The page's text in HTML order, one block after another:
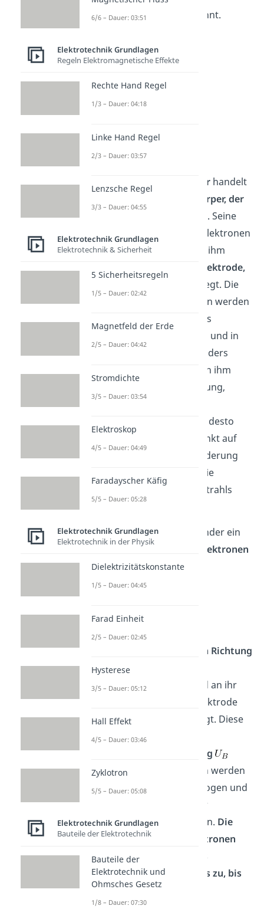
Raumladungswolke
genannt.
Wehneltzylinder
Bei einem Wehneltzylinderhandelt
Metallkörper, der
. Seine
Aufgabe ist es, die freien Elektronen
zu bündeln. Dafür wird an ihm
bezüglich der Glühelektrode,
angelegt. Die
freigewordenen Elektronen werden
daher von den Wänden des
Metallkörpers abgestoßen und in
der Mitte des Wehneltzylinders
. Je größer die an ihm
angelegte negative Spannung,
desto stärker werden die
Elektronen gebündelt und desto
heller wird der spätere Punkt auf
dem Bildschirm. Durch Änderung
der Spannung kann also die
Intensität des Elektronenstrahls
gesteuert werden.
Außerdem besitzt der Zylinder ein
durch welches die
Elektronen
ihnverlassenkönnen.
Die Anode dient dazu, die
in Richtung
des Leuchtschirms zu
beschleunigen
. Dafür wird an ihr
eine bezüglich der Glühelektrode
positive Spannung angelegt. Diese
Spannung wird als
Beschleunigungsspannung
bezeichnet. Die Elektronen werden
also von der Anode angezogen und
können sie durch ein in ihr
befindliches Loch passieren. Die
Geschwindigkeit der Elektronen
nimmt dabei während des
Beschleunigungsvorgangs zu, bis
sie die Anode passieren.
6/6 – Dauer: 03:51
Elektrotechnik Grundlagen
Regeln Elektromagnetische Effekte
Rechte Hand Regel
1/3 – Dauer: 04:18
Linke Hand Regel
2/3 – Dauer: 03:57
Lenzsche Regel
3/3 – Dauer: 04:55
Elektrotechnik Grundlagen
Elektrotechnik & Sicherheit
5 Sicherheitsregeln
1/5 – Dauer: 02:42
Magnetfeld der Erde
2/5 – Dauer: 04:42
Stromdichte
3/5 – Dauer: 03:54
Elektroskop
4/5 – Dauer: 04:49
Faradayscher Käfig
5/5 – Dauer: 05:28
Elektrotechnik Grundlagen
Elektrotechnik in der Physik
Dielektrizitätskonstante
1/5 – Dauer: 04:45
Farad Einheit
2/5 – Dauer: 02:45
Hysterese
3/5 – Dauer: 05:12
Hall Effekt
4/5 – Dauer: 03:46
Zyklotron
5/5 – Dauer: 05:08
Elektrotechnik Grundlagen
Bauteile der Elektrotechnik
Bauteile der
Elektrotechnik und
Ohmsches Gesetz
1/8 – Dauer: 07:30